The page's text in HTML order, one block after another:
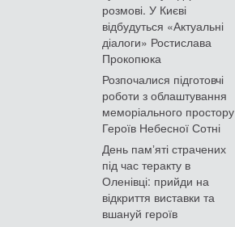
розмові. У Києві
відбудуться «Актуальні
діалоги» Ростислава
Прокопюка
Розпочалися підготовчі
роботи з облаштування
меморіального простору
Героїв Небесної Сотні
День памʼяті страчених
під час теракту в
Оленівці: прийди на
відкриття виставки та
вшануй героїв